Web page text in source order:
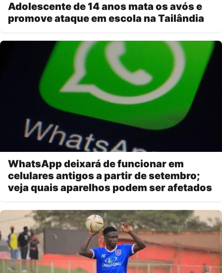
Adolescente de 14 anos mata os avós e
promove ataque em escola na Tailândia
WhatsApp deixará de funcionar em
celulares antigos a partir de setembro;
veja quais aparelhos podem ser afetados